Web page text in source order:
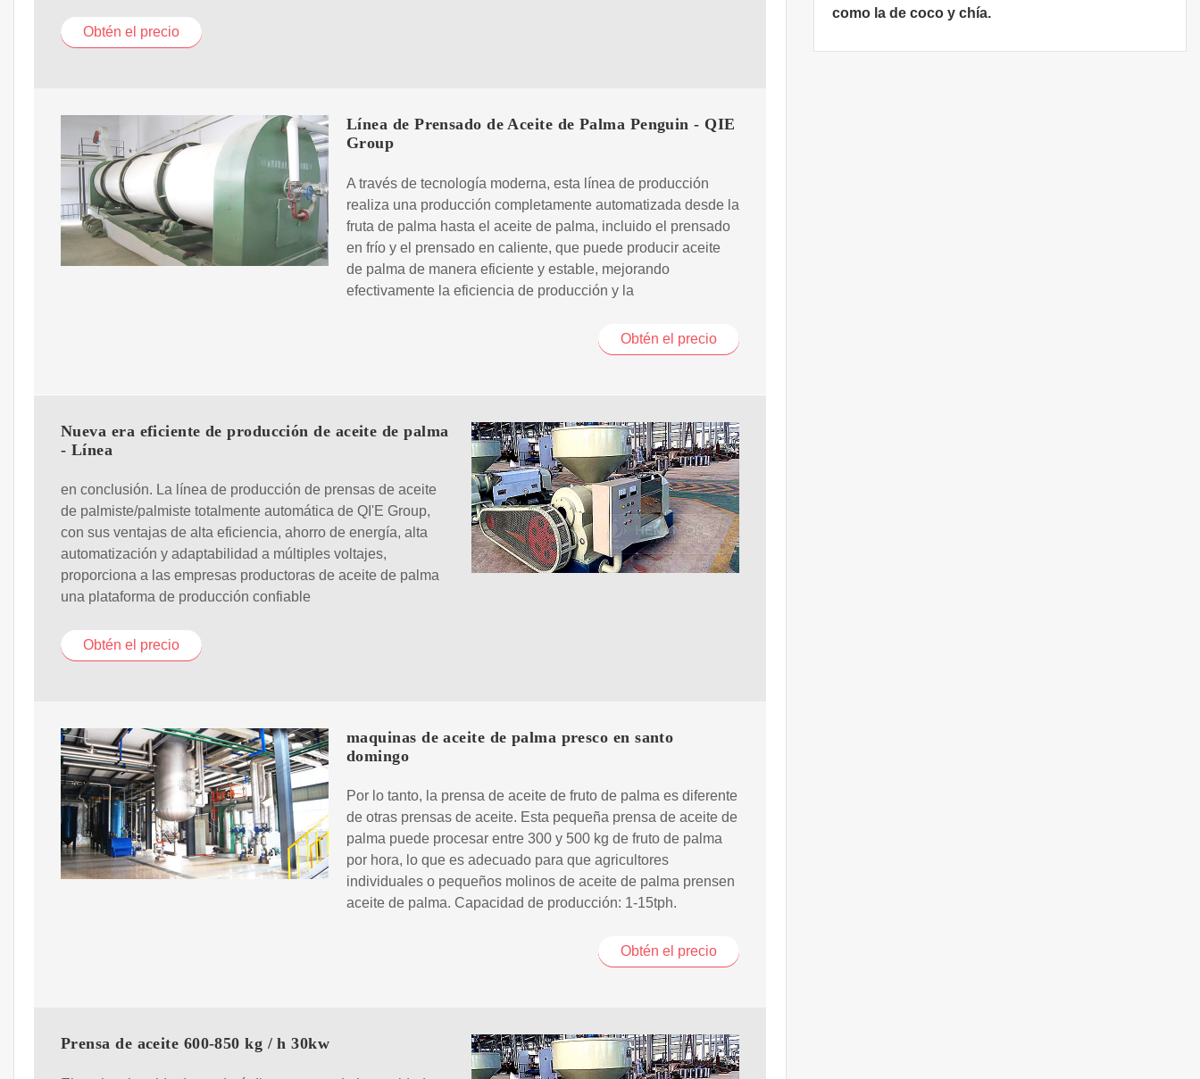
Obtén el precio
Línea de Prensado de Aceite de Palma Penguin - QIE
Group
A través de tecnología moderna, esta línea de producción
realiza una producción completamente automatizada desde la
fruta de palma hasta el aceite de palma, incluido el prensado
en frío y el prensado en caliente, que puede producir aceite
de palma de manera eficiente y estable, mejorando
efectivamente la eficiencia de producción y la
Obtén el precio
Nueva era eficiente de producción de aceite de palma
- Línea
en conclusión. La línea de producción de prensas de aceite
de palmiste/palmiste totalmente automática de QI'E Group,
con sus ventajas de alta eficiencia, ahorro de energía, alta
automatización y adaptabilidad a múltiples voltajes,
proporciona a las empresas productoras de aceite de palma
una plataforma de producción confiable
Obtén el precio
maquinas de aceite de palma presco en santo
domingo
Por lo tanto, la prensa de aceite de fruto de palma es diferente
de otras prensas de aceite. Esta pequeña prensa de aceite de
palma puede procesar entre 300 y 500 kg de fruto de palma
por hora, lo que es adecuado para que agricultores
individuales o pequeños molinos de aceite de palma prensen
aceite de palma. Capacidad de producción: 1-15tph.
Obtén el precio
Prensa de aceite 600-850 kg / h 30kw
como la de coco y chía.